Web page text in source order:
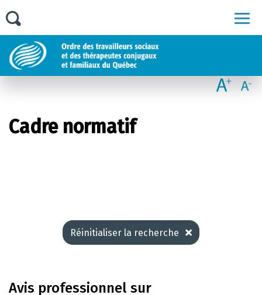
Cadre normatif
Réinitialiser la recherche
Avis professionnel sur